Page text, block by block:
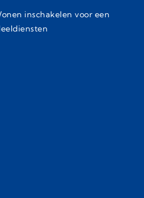
inschakelen voor een